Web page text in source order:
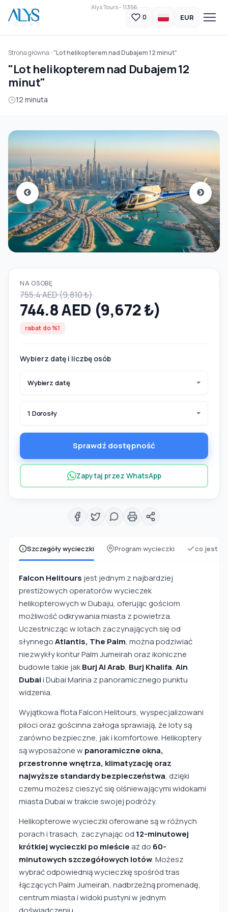
Alys Tours - 11356
0 EUR
Strona główna "Lot helikopterem nad Dubajem 12 minut"
"Lot helikopterem nad Dubajem 12
minut"
12 minuta
Szczegóły wycieczki Program wycieczki co jest
Falcon Helitours jest jednym z najbardziej
prestiżowych operatorów wycieczek
helikopterowych w Dubaju, oferując gościom
możliwość odkrywania miasta z powietrza.
Uczestnicząc w lotach zaczynających się od
słynnegoAtlantis, The Palm, można podziwiać
niezwykły kontur Palm Jumeirah oraz ikoniczne
budowle takie jakBurj Al Arab, Burj Khalifa, Ain
Dubaii Dubai Marina z panoramicznego punktu
widzenia.
Wyjątkowa flota Falcon Helitours, wyspecjalizowani
piloci oraz gościnna załoga sprawiają, że loty są
zarówno bezpieczne, jak i komfortowe. Helikoptery
są wyposażone w panoramiczne okna,
przestronne wnętrza, klimatyzację oraz
najwyższe standardy bezpieczeństwa, dzięki
czemu możesz cieszyć się olśniewającymi widokami
miasta Dubai w trakcie swojej podróży.
Helikopterowe wycieczki oferowane są w różnych
porach i trasach, zaczynając od 12-minutowej
krótkiej wycieczki po mieścieaż do 60-
minutowych szczegółowych lotów. Możesz
wybrać odpowiednią wycieczkę spośród tras
łączących Palm Jumeirah, nadbrzeżną promenadę,
centrum miasta i widoki pustyni w jednym
NA OSOBĘ
755.4 AED (9,810 ₺)
744.8 AED (9,672 ₺)
rabat do %1
Wybierz datę i liczbę osób
Wybierz datę
1 Dorosły
Sprawdź dostępność
Zapytaj przez WhatsApp